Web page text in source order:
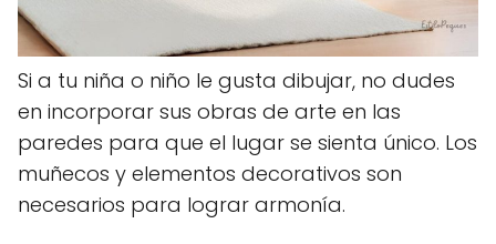
Si a tu niña o niño le gusta dibujar, no dudes
en incorporar sus obras de arte en las
paredes para que el lugar se sienta único. Los
muñecos y elementos decorativos son
necesarios para lograr armonía.